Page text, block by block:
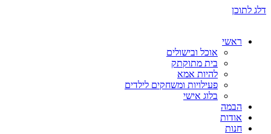
דלג לתוכן
ראשי
אוכל ובישולים
בית מתוקתק
להיות אמא
פעילויות ומשחקים לילדים
בלוג אישי
הבמה
אודות
חנות